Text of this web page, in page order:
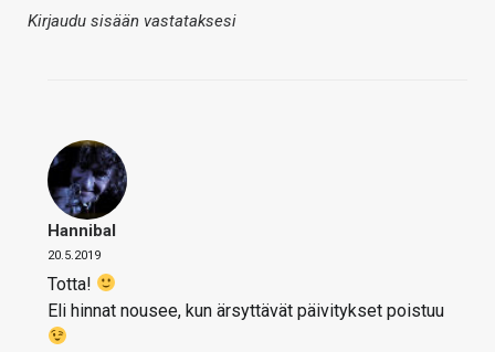
Kirjaudu sisään vastataksesi
Hannibal
20.5.2019
Totta!
Eli hinnat nousee, kun ärsyttävät päivitykset poistuu